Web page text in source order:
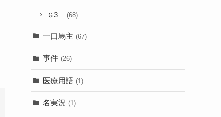
Ｇ3 (68)
一口馬主 (67)
事件 (26)
医療用語 (1)
名実況 (1)